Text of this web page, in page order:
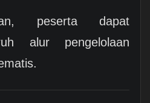
peserta dapat
alur pengelolaan